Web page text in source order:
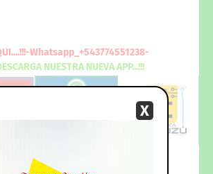
AQUI....!!!-Whatsapp_+543774551238-
DESCARGANUESTRA NUEVAAPP...!!!
X